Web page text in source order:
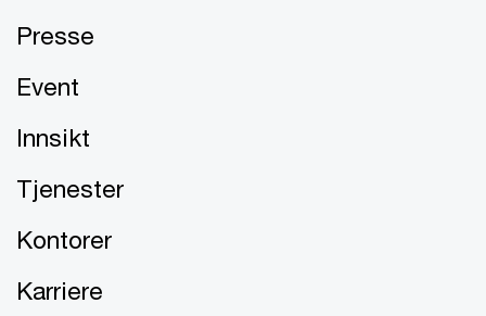
Presse
Event
Innsikt
Tjenester
Kontorer
Karriere